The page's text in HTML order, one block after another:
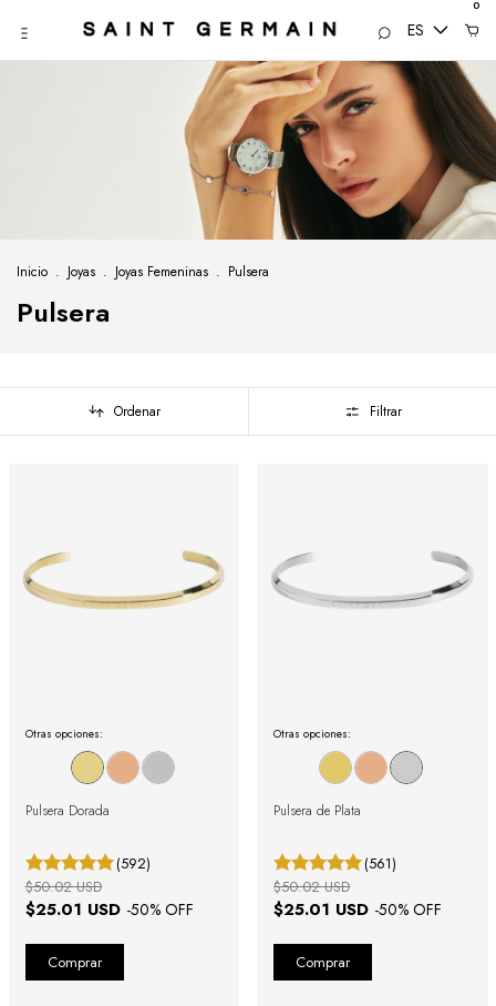
ES
0
Inicio . Joyas . Joyas Femeninas . Pulsera
Pulsera
Ordenar Filtrar
Otras opciones:
Pulsera Dorada
(592)
$25.01 USD -50% OFF
$50.02 USD
Otras opciones:
Pulsera de Plata
(561)
$25.01 USD -50% OFF
$50.02 USD